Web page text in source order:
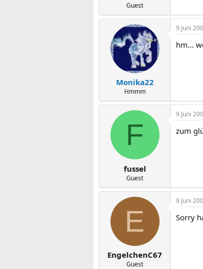
Guest
Monika22
Hmmm
9 Juni
hm...
F
fussel
Guest
9 Juni
zum
E
EngelchenC67
Guest
9 Juni
Sorry